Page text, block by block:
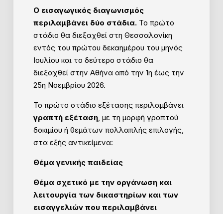
Ο εισαγωγικός διαγωνισμός
περιλαμβάνει δύο στάδια. Το πρώτο
στάδιο θα διεξαχθεί στη Θεσσαλονίκη
εντός του πρώτου δεκαημέρου του μηνός
Ιουλίου και το δεύτερο στάδιο θα
διεξαχθεί στην Αθήνα από την 1η έως την
25η Νοεμβρίου 2026.
Το πρώτο στάδιο εξέτασης περιλαμβάνει
γραπτή εξέταση, με τη μορφή γραπτού
δοκιμίου ή θεμάτων πολλαπλής επιλογής,
στα εξής αντικείμενα:
Θέμα γενικής παιδείας
Θέμα σχετικό με την οργάνωση και
λειτουργία των δικαστηρίων και των
εισαγγελιών που περιλαμβάνει